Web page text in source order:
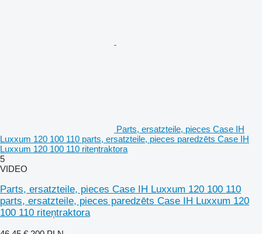
Parts, ersatzteile, pieces Case IH
Luxxum 120 100 110 parts, ersatzteile, pieces paredzēts Case IH
Luxxum 120 100 110 riteņtraktora
5
VIDEO
Parts, ersatzteile, pieces Case IH Luxxum 120 100 110
parts, ersatzteile, pieces paredzēts Case IH Luxxum 120
100 110 riteņtraktora